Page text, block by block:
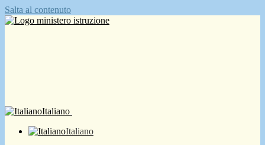
Salta al contenuto
Italiano
Italiano